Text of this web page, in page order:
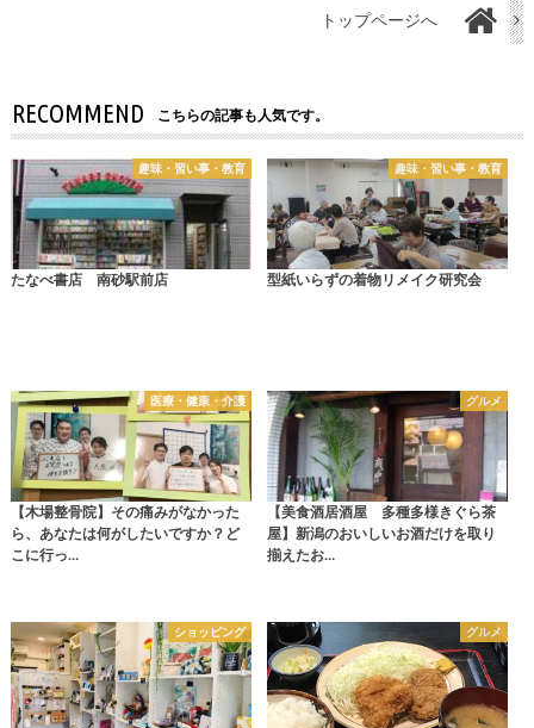
トップページへ
RECOMMEND こちらの記事も人気です。
趣味・習い事・教育
たなべ書店 南砂駅前店
趣味・習い事・教育
型紙いらずの着物リメイク研究会
医療・健康・介護
【木場整骨院】その痛みがなかった
ら、あなたは何がしたいですか？ど
こに行っ…
グルメ
【美食酒居酒屋 多種多様きぐら茶
屋】新潟のおいしいお酒だけを取り
揃えたお…
ショッピング グルメ